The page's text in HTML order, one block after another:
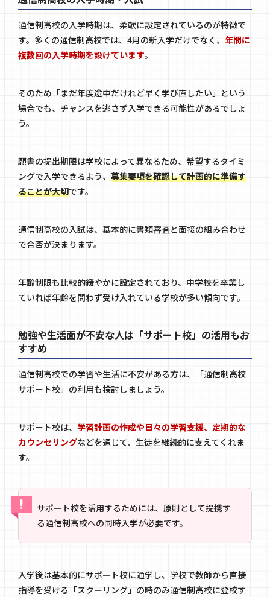
通信制高校の入学時期は、柔軟に設定されているのが特徴で
す。多くの通信制高校では、4月の新入学だけでなく、 年間に
複数回の入学時期を設けています。
そのため「まだ年度途中だけれど早く学び直したい」という
場合でも、チャンスを逃さず入学できる可能性があるでしょ
う。
願書の提出期限は学校によって異なるため、希望するタイミ
ングで入学できるよう、 募集要項を確認して計画的に準備す
ることが大切です。
通信制高校の入試は、基本的に書類審査と面接の組み合わせ
で合否が決まります。
年齢制限も比較的緩やかに設定されており、中学校を卒業し
ていれば年齢を問わず受け入れている学校が多い傾向です。
勉強や生活面が不安な人は「サポート校」の活用もお
すすめ
通信制高校での学習や生活に不安がある方は、「通信制高校
サポート校」の利用も検討しましょう。
サポート校は、 学習計画の作成や日々の学習支援、定期的な
カウンセリングなどを通じて、生徒を継続的に支えてくれま
す。
サポート校を活用するためには、原則として提携す
る通信制高校への同時入学が必要です。
入学後は基本的にサポート校に通学し、学校で教師から直接
指導を受ける「スクーリング」の時のみ通信制高校に登校す